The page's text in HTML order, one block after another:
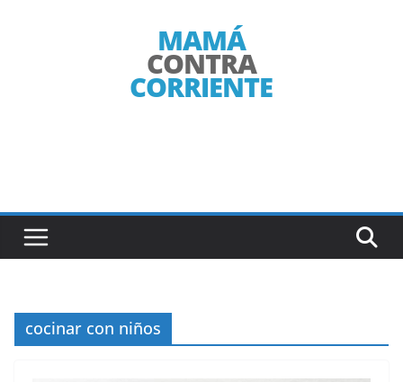
cocinar con niños